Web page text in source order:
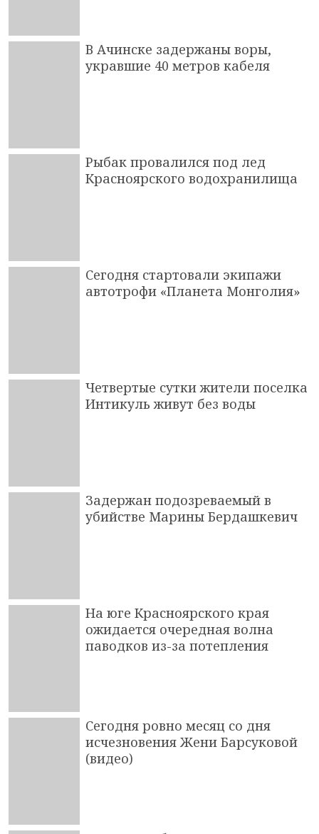
В Ачинске задержаны воры,
укравшие 40 метров кабеля
Рыбак провалился под лед
Красноярского водохранилища
Сегодня стартовали экипажи
автотрофи «Планета Монголия»
Четвертые сутки жители поселка
Интикуль живут без воды
Задержан подозреваемый в
убийстве Марины Бердашкевич
На юге Красноярского края
ожидается очередная волна
паводков из-за потепления
Сегодня ровно месяц со дня
исчезновения Жени Барсуковой
(видео)